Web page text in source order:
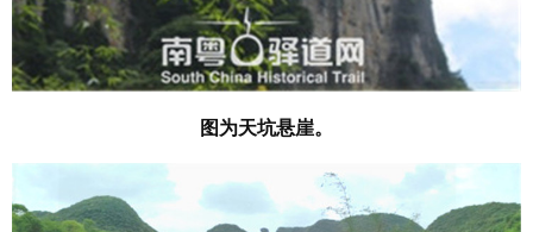
图为天坑悬崖。